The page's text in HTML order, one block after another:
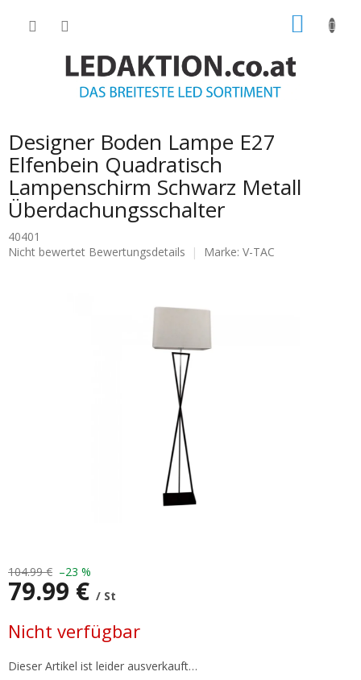
Designer Boden Lampe E27
Elfenbein Quadratisch
Lampenschirm Schwarz Metall
Überdachungsschalter
40401
Die
Nicht bewertet Bewertungsdetails Marke: V-TAC
104.99 € –23 %
79.99 € / St
Nicht verfügbar
Dieser Artikel ist leider ausverkauft…